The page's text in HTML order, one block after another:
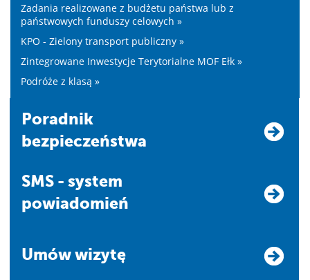
Zadania realizowane z budżetu państwa lub z
państwowych funduszy celowych »
KPO - Zielony transport publiczny »
Zintegrowane Inwestycje Terytorialne MOF Ełk »
Podróże z klasą »
Poradnik
bezpieczeństwa
SMS - system
powiadomień
Umów wizytę